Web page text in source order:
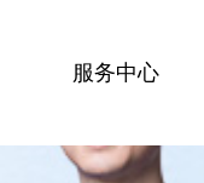
服务中心